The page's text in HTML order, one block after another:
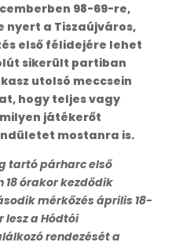
98-69-re,
nyert a Tiszaújváros,
első félidejére lehet
sikerült partiban
utolsó meccsein
hogy teljes vagy
játékerőt
mostanra is.
tartó párharc első
órakor kezdődik
mérkőzés április 18-
lesz a Hódtói
rendezését a